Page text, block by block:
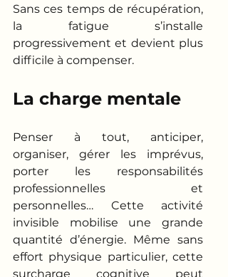
Sans ces temps de récupération,
la fatigue s’installe
progressivement et devient plus
difficile à compenser.
La charge mentale
Penser à tout, anticiper,
organiser, gérer les imprévus,
porter les responsabilités
professionnelles et
personnelles… Cette activité
invisible mobilise une grande
quantité d’énergie. Même sans
effort physique particulier, cette
surcharge cognitive peut